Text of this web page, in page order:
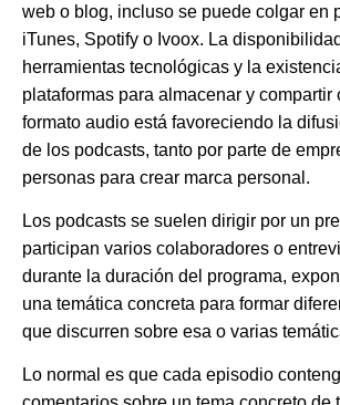
web o blog, incluso se puede colgar en
iTunes, Spotify o Ivoox. La
herramientas tecnológicas y la
plataformas para almacenar y compartir
formato audio está favoreciendo la
de los podcasts, tanto por parte de
personas para crear marca personal.
Los podcasts se suelen dirigir por un
participan varios colaboradores o
durante la duración del programa,
una temática concreta para formar
que discurren sobre esa o varias
Lo normal es que cada episodio